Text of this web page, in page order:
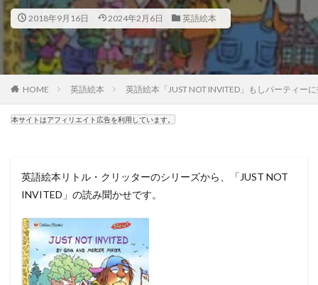
2018年9月16日 2024年2月6日 英語絵本
HOME 英語絵本 英語絵本「JUST NOT INVITED」もしパーティー
本サイトはアフィリエイト広告を利用しています。
英語絵本リトル・クリッターのシリーズから、「JUST NOT
INVITED」の読み聞かせです。